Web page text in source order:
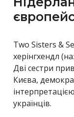
Two Sisters &
херінгхендл
Дві сестри
Києва,
українців.